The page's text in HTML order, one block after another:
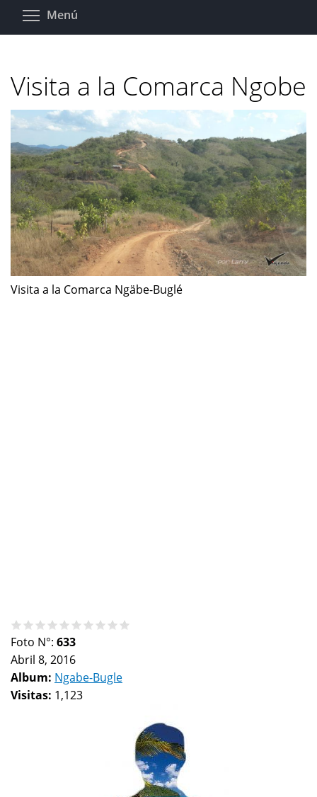
Pasar
Menú
Visita a la Comarca Ngobe
Visita a la Comarca Ngäbe-Buglé
Foto N°: 633
Abril 8, 2016
Album: Ngabe-Bugle
Visitas: 1,123